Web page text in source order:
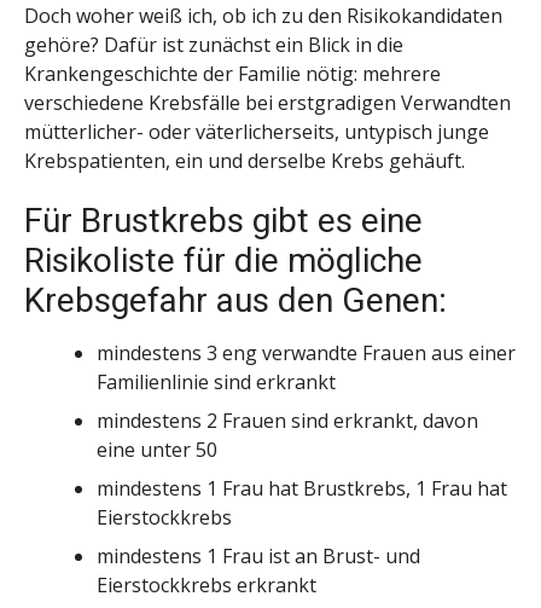
Doch woher weiß ich, ob ich zu den Risikokandidaten
gehöre? Dafür ist zunächst ein Blick in die
Krankengeschichte der Familie nötig: mehrere
verschiedene Krebsfälle bei erstgradigen Verwandten
mütterlicher- oder väterlicherseits, untypisch junge
Krebspatienten, ein und derselbe Krebs gehäuft.
Für Brustkrebs gibt es eine
Risikoliste für die mögliche
Krebsgefahr aus den Genen:
mindestens 3 eng verwandte Frauen aus einer
Familienlinie sind erkrankt
mindestens 2 Frauen sind erkrankt, davon
eine unter 50
mindestens 1 Frau hat Brustkrebs, 1 Frau hat
Eierstockkrebs
mindestens 1 Frau ist an Brust- und
Eierstockkrebs erkrankt